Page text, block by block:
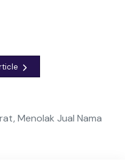
Menolak Jual Nama